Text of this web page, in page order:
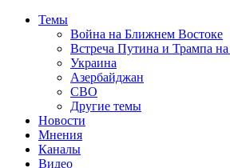
Темы
Война на Ближнем Востоке
Встреча Путина и Трампа
Украина
Азербайджан
СВО
Другие темы
Новости
Мнения
Каналы
Видео